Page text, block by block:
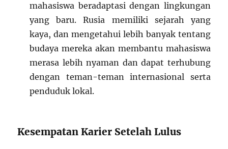
mahasiswa beradaptasi dengan lingkungan
yang baru. Rusia memiliki sejarah yang
kaya, dan mengetahui lebih banyak tentang
budaya mereka akan membantu mahasiswa
merasa lebih nyaman dan dapat terhubung
dengan teman-teman internasional serta
penduduk lokal.
Kesempatan Karier Setelah Lulus